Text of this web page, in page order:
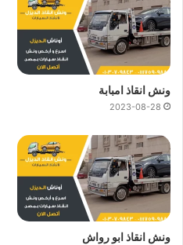
ونش انقاذ امبابة
2023-08-28
ونش انقاذ ابو رواش